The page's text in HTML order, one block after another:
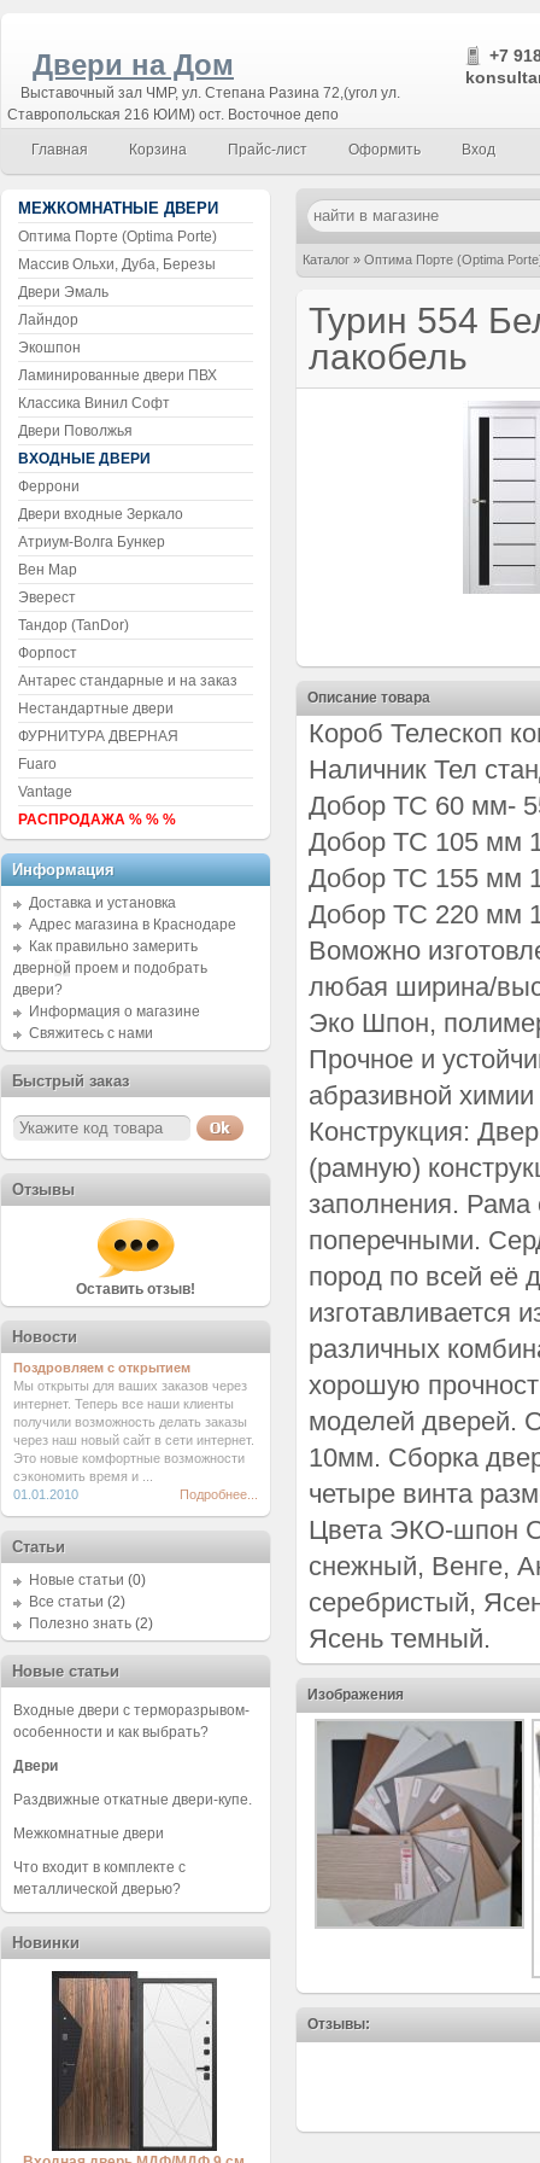
Двери на Дом
Выставочный зал ЧМР, ул. Степана Разина 72,(угол ул.
Ставропольская 216 ЮИМ) ост. Восточное депо
+7
Главная Корзина Прайс-лист Оформить Вход
Каталог » Оптима Порте (Optima
Турин 554
лакобель
Описание товара
Короб Телескоп
Наличник Тел
Добор ТС 60 мм-
Добор ТС 105 мм
Добор ТС 155 мм
Добор ТС 220 мм
Воможно
любая ширина/
Эко Шпон,
Прочное и
абразивной
Конструкция:
(рамную)
заполнения.
поперечными.
пород по всей её
изготавливается
различных
хорошую
моделей дверей.
10мм. Сборка
четыре винта
Цвета ЭКО-шпон
снежный, Венге,
серебристый,
Ясень темный.
Изображения
Отзывы:
МЕЖКОМНАТНЫЕ ДВЕРИ
Оптима Порте (Optima Porte)
Массив Ольхи, Дуба, Березы
Двери Эмаль
Лайндор
Экошпон
Ламинированные двери ПВХ
Классика Винил Софт
Двери Поволжья
ВХОДНЫЕ ДВЕРИ
Феррони
Двери входные Зеркало
Атриум-Волга Бункер
Вен Мар
Эверест
Тандор (TanDor)
Форпост
Антарес стандарные и на заказ
Нестандартные двери
ФУРНИТУРА ДВЕРНАЯ
Fuaro
Vantage
РАСПРОДАЖА % % %
Информация
Доставка и установка
Адрес магазина в Краснодаре
Как правильно замерить
дверной проем и подобрать
двери?
Информация о магазине
Свяжитесь с нами
Быстрый заказ
Отзывы
Оставить отзыв!
Новости
Поздровляем с открытием
Мы открыты для ваших заказов через
интернет. Теперь все наши клиенты
получили возможность делать заказы
через наш новый сайт в сети интернет.
Это новые комфортные возможности
сэкономить время и ...
01.01.2010
Подробнее...
Статьи
Новые статьи (0)
Все статьи (2)
Полезно знать (2)
Новые статьи
Входные двери с терморазрывом-
особенности и как выбрать?
Двери
Раздвижные откатные двери-купе.
Межкомнатные двери
Что входит в комплекте с
металлической дверью?
Новинки